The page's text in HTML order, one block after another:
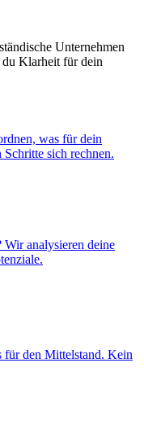
Unternehmen
Klarheit für dein
was für dein
sich rechnen.
analysieren deine
den Mittelstand. Kein